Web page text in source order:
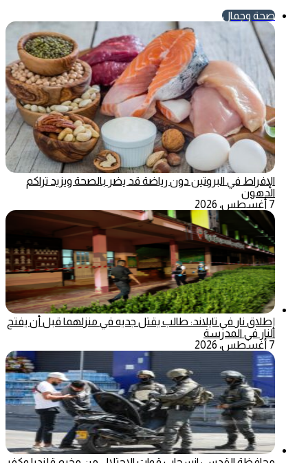
صحة وجمال
الإفراط في البروتين دون رياضة قد يضر بالصحة ويزيد تراكم
الدهون
7 أغسطس، 2026
إطلاق نار في تايلاند: طالب يقتل جديه في منزلهما قبل أن يفتح
النار في المدرسة
7 أغسطس، 2026